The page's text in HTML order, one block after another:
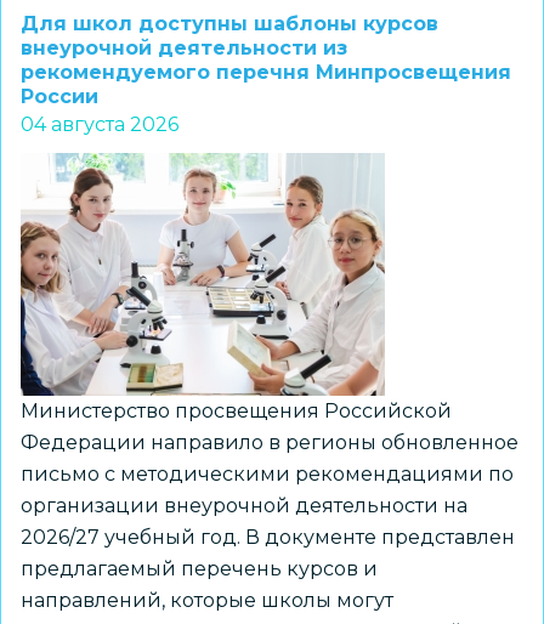
7
классов
их
наставников
приглашают
к
участию
в
региональном
конкурсе
«ПРО
Большие
вызовы»
Для школ доступны шаблоны курсов
внеурочной деятельности из
рекомендуемого перечня Минпросвещения
России
04 августа 2026
Министерство просвещения Российской
Федерации направило в регионы обновленное
письмо с методическими рекомендациями по
организации внеурочной деятельности на
2026/27 учебный год. В документе представлен
предлагаемый перечень курсов и
направлений, которые школы могут